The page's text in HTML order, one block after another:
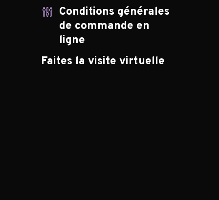
Conditions générales
de commande en
ligne
Faites la visite virtuelle